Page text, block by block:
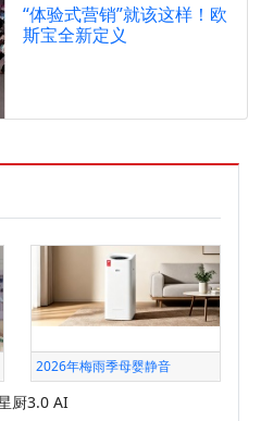
“体验式营销”就该这样！欧
斯宝全新定义
2026年梅雨季母婴静音
厨3.0 AI